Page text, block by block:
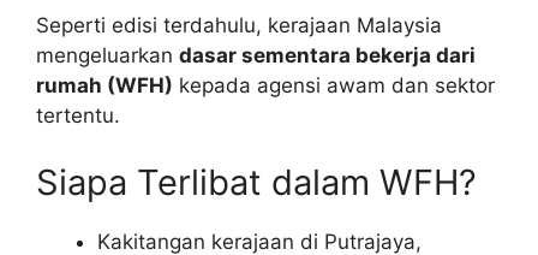
Seperti edisi terdahulu, kerajaan Malaysia
mengeluarkan dasar sementara bekerja dari
rumah (WFH) kepada agensi awam dan sektor
tertentu.
Siapa Terlibat dalam WFH?
Kakitangan kerajaan di Putrajaya,